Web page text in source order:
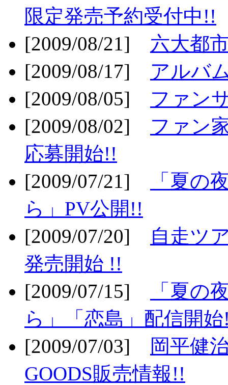
限定発売予約受付中!!
[2009/08/21] 六大都
[2009/08/17] アルバ
[2009/08/05] ファン
[2009/08/02] ファン
応募開始!!
[2009/07/21]
「夏の
ら」PV公開!!
[2009/07/20]
自走ツ
発売開始 !!
[2009/07/15]
「夏の
ら」「恋島」配信開
[2009/07/03]
岡平健
GOODS販売情報!!